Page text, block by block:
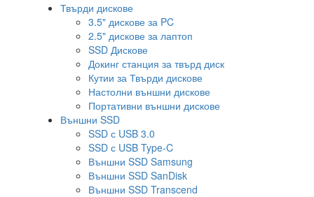
Твърди дискове
3.5" дискове за PC
2.5" дискове за лаптоп
SSD Дискове
Докинг станция за твърд диск
Кутии за Твърди дискове
Настолни външни дискове
Портативни външни дискове
Външни SSD
SSD с USB 3.0
SSD с USB Type-C
Външни SSD Samsung
Външни SSD SanDisk
Външни SSD Transcend